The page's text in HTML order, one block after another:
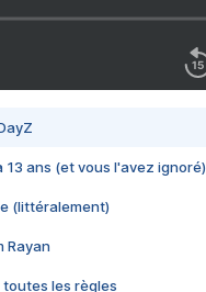
13 ans (et vous l'avez ignoré)
(littéralement)
Rayan
toutes les règles